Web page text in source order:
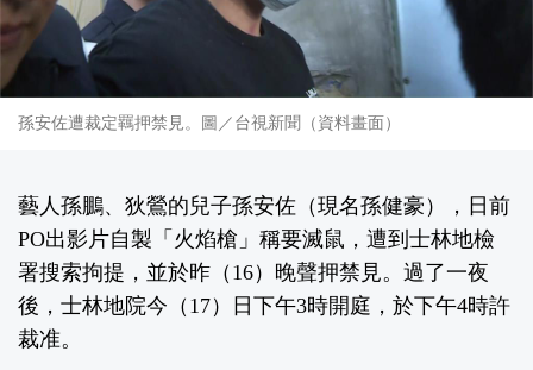
孫安佐遭裁定羈押禁見。圖／台視新聞（資料畫面）
藝人孫鵬、狄鶯的兒子孫安佐（現名孫健豪），日前
PO出影片自製「火焰槍」稱要滅鼠，遭到士林地檢
署搜索拘提，並於昨（16）晚聲押禁見。過了一夜
後，士林地院今（17）日下午3時開庭，於下午4時許
裁准。